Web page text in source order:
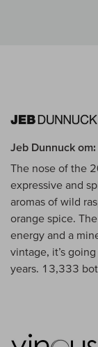
Jeb Dunnuck om:
The nose of the
expressive and
aromas of wild
orange spice.
energy and a
vintage, it’s
years. 13,333